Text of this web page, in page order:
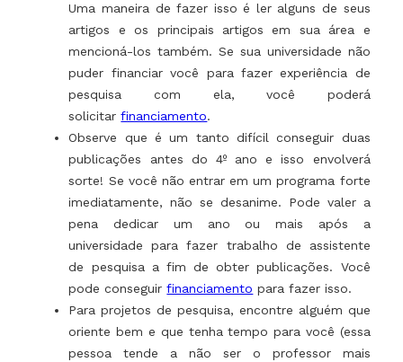
Uma maneira de fazer isso é ler alguns de seus
artigos e os principais artigos em sua área e
mencioná-los também. Se sua universidade não
puder financiar você para fazer experiência de
pesquisa com ela, você poderá
solicitarfinanciamento.
Observe que é um tanto difícil conseguir duas
publicações antes do 4º ano e isso envolverá
sorte! Se você não entrar em um programa forte
imediatamente, não se desanime. Pode valer a
pena dedicar um ano ou mais após a
universidade para fazer trabalho de assistente
de pesquisa a fim de obter publicações. Você
pode conseguirfinanciamento para fazer isso.
Para projetos de pesquisa, encontre alguém que
oriente bem e que tenha tempo para você (essa
pessoa tende a não ser o professor mais